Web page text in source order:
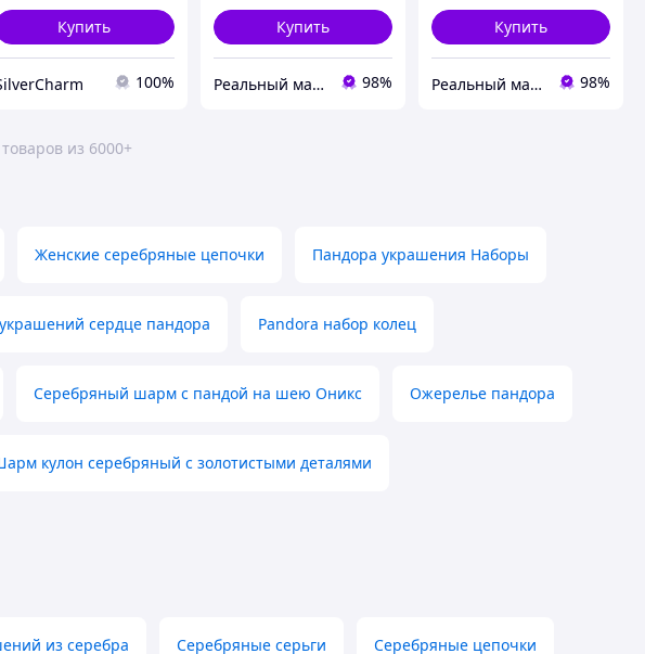
Купить
100%
Купить
Реальный магазин в Черкассах "ReMaG" 98%
Купить
Реальный магазин в Черкассах "ReMaG" 98%
из 6000+
Женские серебряные цепочки Пандора украшения Наборы
сердце пандора Pandora набор колец
Серебряный шарм с пандой на шею Оникс Ожерелье пандора
кулон серебряный с золотистыми деталями
из серебра Серебряные серьги Серебряные цепочки